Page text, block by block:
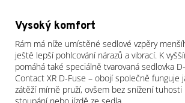
Vysoký komfort
Rám má níže umístěné sedlové vzpěry
ještě lepší pohlcování nárazů a vibrací. K
pomáhá také speciálně tvarovaná sedlovka
Contact XR D-Fuse – obojí společně funguje
zátěží mírně pruží, ovšem bez snížení tuhosti
stoupání nebo jízdě ze sedla.